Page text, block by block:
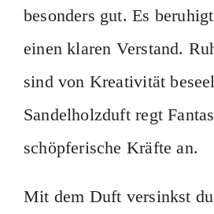
besonders gut. Es
einen klaren Verstand.
sind von Kreativität
Sandelholzduft regt
schöpferische Kräfte an.
Mit dem Duft versinkst du